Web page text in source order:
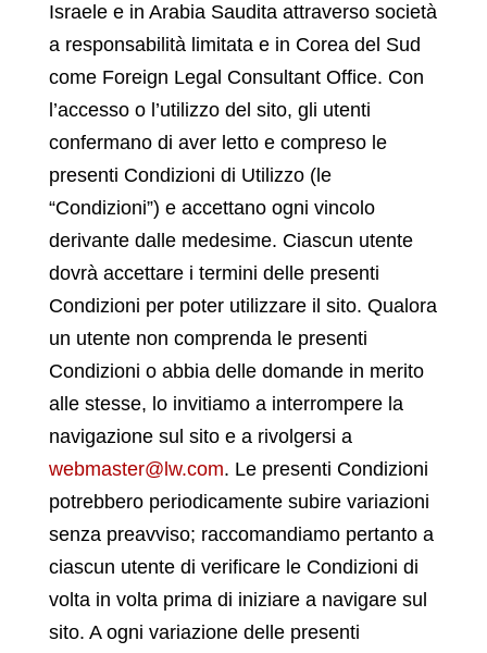
Israele e in Arabia Saudita attraverso società
a responsabilità limitata e in Corea del Sud
come Foreign Legal Consultant Office. Con
l’accesso o l’utilizzo del sito, gli utenti
confermano di aver letto e compreso le
presenti Condizioni di Utilizzo (le
“Condizioni”) e accettano ogni vincolo
derivante dalle medesime. Ciascun utente
dovrà accettare i termini delle presenti
Condizioni per poter utilizzare il sito. Qualora
un utente non comprenda le presenti
Condizioni o abbia delle domande in merito
alle stesse, lo invitiamo a interrompere la
navigazione sul sito e a rivolgersi a
webmaster@lw.com. Le presenti Condizioni
potrebbero periodicamente subire variazioni
senza preavviso; raccomandiamo pertanto a
ciascun utente di verificare le Condizioni di
volta in volta prima di iniziare a navigare sul
sito. A ogni variazione delle presenti